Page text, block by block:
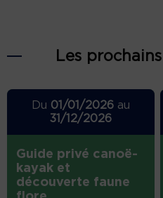
Les
Du 01/01/2026au
31/12/2026
Guide privé canoë-
kayak et
découverte faune